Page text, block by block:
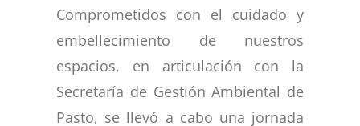
Comprometidos con el cuidado y
embellecimiento de nuestros
espacios, en articulación con la
Secretaría de Gestión Ambiental de
Pasto, se llevó a cabo una jornada